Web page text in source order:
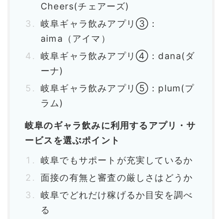
Cheers(チェアーズ)
岐阜ギャラ飲みアプリ③：
aima（アイマ）
岐阜ギャラ飲みアプリ④：dana(ダ
ーナ)
岐阜ギャラ飲みアプリ⑤：plum(プ
ラム)
岐阜のギャラ飲みに利用するアプリ・サ
ービスを選ぶポイント
岐阜でもサポートが充実しているか
面接の有無と審査の厳しさはどうか
岐阜でどれだけ稼げるか目安を調べ
る